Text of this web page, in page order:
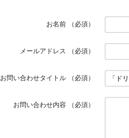
お名前 （必須）
メールアドレス （必須）
お問い合わせタイトル （必須）
お問い合わせ内容 （必須）